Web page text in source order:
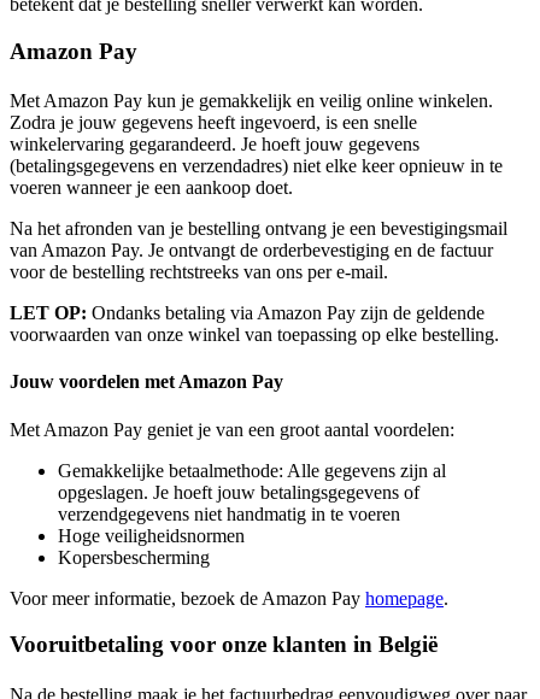
betekent dat je bestelling sneller verwerkt kan worden.
Amazon Pay
Met Amazon Pay kun je gemakkelijk en veilig online winkelen.
Zodra je jouw gegevens heeft ingevoerd, is een snelle
winkelervaring gegarandeerd. Je hoeft jouw gegevens
(betalingsgegevens en verzendadres) niet elke keer opnieuw in te
voeren wanneer je een aankoop doet.
Na het afronden van je bestelling ontvang je een bevestigingsmail
van Amazon Pay. Je ontvangt de orderbevestiging en de factuur
voor de bestelling rechtstreeks van ons per e-mail.
LET OP: Ondanks betaling via Amazon Pay zijn de geldende
voorwaarden van onze winkel van toepassing op elke bestelling.
Jouw voordelen met Amazon Pay
Met Amazon Pay geniet je van een groot aantal voordelen:
Gemakkelijke betaalmethode: Alle gegevens zijn al
opgeslagen. Je hoeft jouw betalingsgegevens of
verzendgegevens niet handmatig in te voeren
Hoge veiligheidsnormen
Kopersbescherming
Voor meer informatie, bezoek de Amazon Pay homepage.
Vooruitbetaling voor onze klanten in België
Na de bestelling maak je het factuurbedrag eenvoudigweg over naar